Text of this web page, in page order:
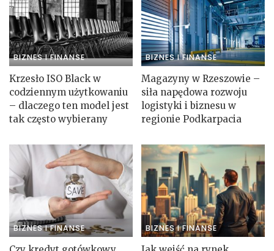
BIZNES I FINANSE
Krzesło ISO Black w
codziennym użytkowaniu
– dlaczego ten model jest
tak często wybierany
BIZNES I FINANSE
Magazyny w Rzeszowie –
siła napędowa rozwoju
logistyki i biznesu w
regionie Podkarpacia
BIZNES I FINANSE BIZNES I FINANSE